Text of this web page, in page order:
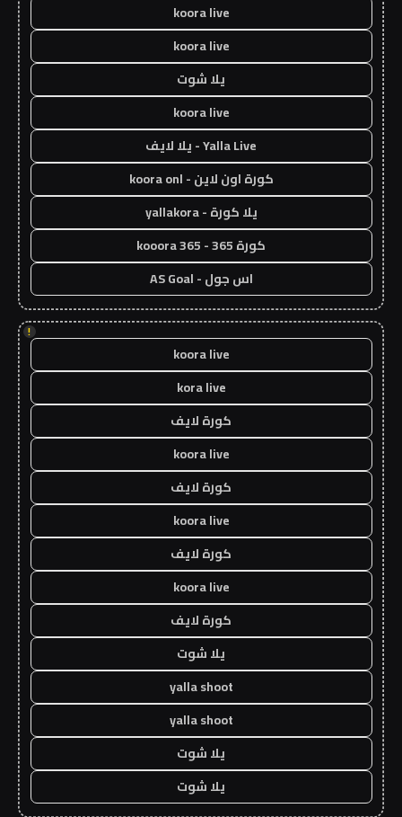
koora live
koora live
يلا شوت
koora live
Yalla Live - يلا لايف
كورة اون لاين - koora onl
يلا كورة - yallakora
كورة 365 - kooora 365
اس جول - AS Goal
!
koora live
kora live
كورة لايف
koora live
كورة لايف
koora live
كورة لايف
koora live
كورة لايف
يلا شوت
yalla shoot
yalla shoot
يلا شوت
يلا شوت